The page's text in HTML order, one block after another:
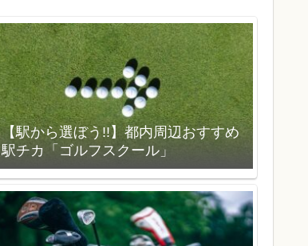
【駅から選ぼう!!】都内周辺おすすめ
駅チカ「ゴルフスクール」